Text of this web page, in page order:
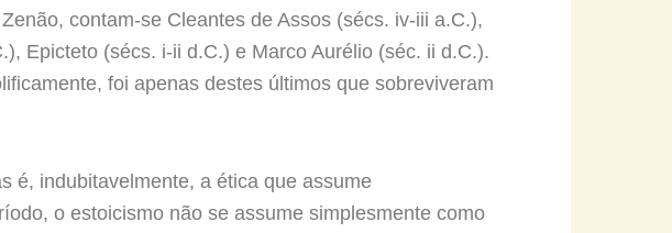
contam-se Cleantes de Assos (sécs. iv-iii a.C.),
Epicteto (sécs. i-ii d.C.) e Marco Aurélio (séc. ii d.C.).
foi apenas destes últimos que sobreviveram
é, indubitavelmente, a ética que assume
o estoicismo não se assume simplesmente como